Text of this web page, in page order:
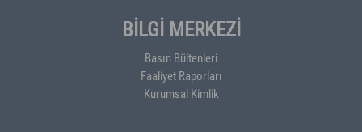
BİLGİ MERKEZİ
Basın Bültenleri
Faaliyet Raporları
Kurumsal Kimlik